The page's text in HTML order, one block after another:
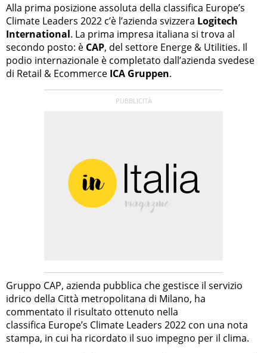
Alla prima posizione assoluta della classifica Europe’s
Climate Leaders 2022 c’è l’azienda svizzera Logitech
International. La prima impresa italiana si trova al
secondo posto: è CAP, del settore Energe & Utilities. Il
podio internazionale è completato dall’azienda svedese
di Retail & Ecommerce ICA Gruppen.
Gruppo CAP, azienda pubblica che gestisce il servizio
idrico della Città metropolitana di Milano, ha
commentato il risultato ottenuto nella
classifica Europe’s Climate Leaders 2022 con una nota
stampa, in cui ha ricordato il suo impegno per il clima.